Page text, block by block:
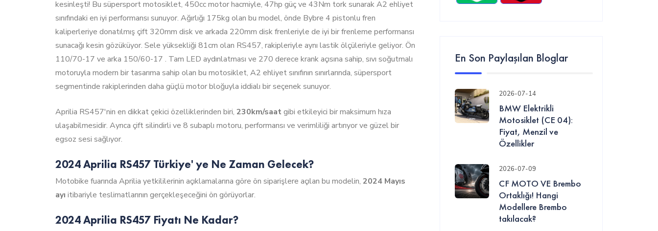
kesinleşti! Bu süpersport motosiklet, 450cc motor hacmiyle, 47hp güç ve 43Nm tork sunarak A2 ehliyet
sınıfındaki en iyi performansı sunuyor. Ağırlığı 175kg olan bu model, önde Bybre 4 pistonlu fren
kaliperleriye donatılmış çift 320mm disk ve arkada 220mm disk frenleriyle de iyi bir frenleme performansı
sunacağı kesin gözüküyor. Sele yüksekliği 81cm olan RS457, rakipleriyle aynı lastik ölçüleriyle geliyor. Ön
110/70-17 ve arka 150/60-17 . Tam LED aydınlatması ve 270 derece krank açısına sahip, sıvı soğutmalı
motoruyla modern bir tasarıma sahip olan bu motosiklet, A2 ehliyet sınıfının sınırlarında, süpersport
segmentinde rakiplerinden daha güçlü motor bloğuyla iddialı bir seçenek sunuyor.
Aprilia RS457'nin en dikkat çekici özelliklerinden biri,230km/saatgibi etkileyici bir maksimum hıza
ulaşabilmesidir. Ayrıca çift silindirli ve 8 subaplı motoru, performansı ve verimliliği artırıyor ve güzel bir
egsoz sesi sağlıyor.
2024 Aprilia RS457 Türkiye' ye Ne Zaman Gelecek?
Motobike fuarında Aprilia yetkililerinin açıklamalarına göre ön siparişlere açılan bu modelin,2024 Mayıs
ayı itibariyle teslimatlarının gerçekleşeceğini ön görüyorlar.
2024 Aprilia RS457 Fiyatı Ne Kadar?
En Son Paylaşılan Bloglar
2026-07-14
BMW Elektrikli
Motosiklet (CE 04):
Fiyat, Menzil ve
Özellikler
2026-07-09
CF MOTO VE Brembo
Ortaklığı! Hangi
Modellere Brembo
takılacak?